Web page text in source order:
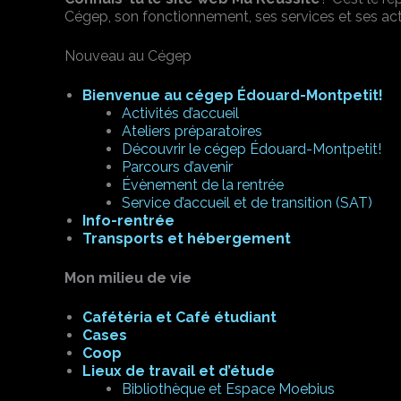
Cégep, son fonctionnement, ses services et ses
Nouveau au Cégep
Bienvenue au cégep Édouard-Montpetit!
Activités d’accueil
Ateliers préparatoires
Découvrir le cégep Édouard-Montpetit!
Parcours d’avenir
Évènement de la rentrée
Service d’accueil et de transition (SAT)
Info-rentrée
Transports et hébergement
Mon milieu de vie
Cafétéria et Café étudiant
Cases
Coop
Lieux de travail et d’étude
Bibliothèque et Espace Moebius